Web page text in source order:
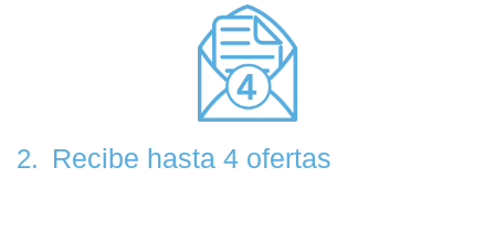
2. Recibe hasta 4 ofertas